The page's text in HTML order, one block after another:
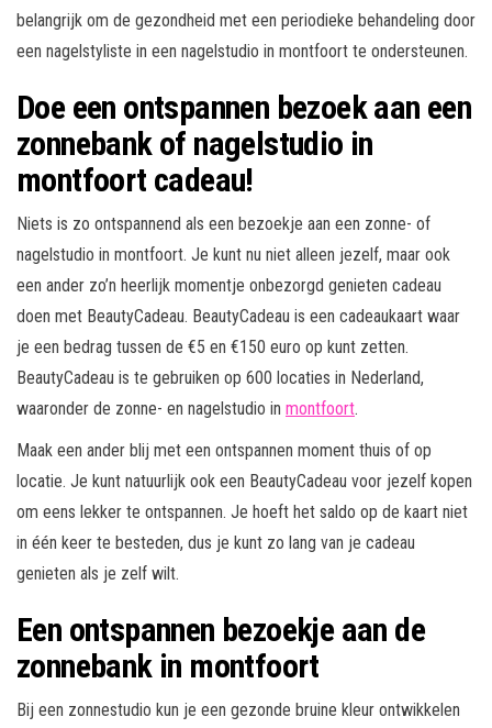
belangrijk om de gezondheid met een periodieke behandeling door
een nagelstyliste in een nagelstudio in montfoort te ondersteunen.
Doe een ontspannen bezoek aan een
zonnebank of nagelstudio in
montfoort cadeau!
Niets is zo ontspannend als een bezoekje aan een zonne- of
nagelstudio in montfoort. Je kunt nu niet alleen jezelf, maar ook
een ander zo’n heerlijk momentje onbezorgd genieten cadeau
doen met BeautyCadeau. BeautyCadeau is een cadeaukaart waar
je een bedrag tussen de €5 en €150 euro op kunt zetten.
BeautyCadeau is te gebruiken op 600 locaties in Nederland,
waaronder de zonne- en nagelstudio in montfoort.
Maak een ander blij met een ontspannen moment thuis of op
locatie. Je kunt natuurlijk ook een BeautyCadeau voor jezelf kopen
om eens lekker te ontspannen. Je hoeft het saldo op de kaart niet
in één keer te besteden, dus je kunt zo lang van je cadeau
genieten als je zelf wilt.
Een ontspannen bezoekje aan de
zonnebank in montfoort
Bij een zonnestudio kun je een gezonde bruine kleur ontwikkelen